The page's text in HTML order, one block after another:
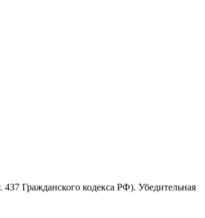
Гражданского кодекса РФ). Убедительная